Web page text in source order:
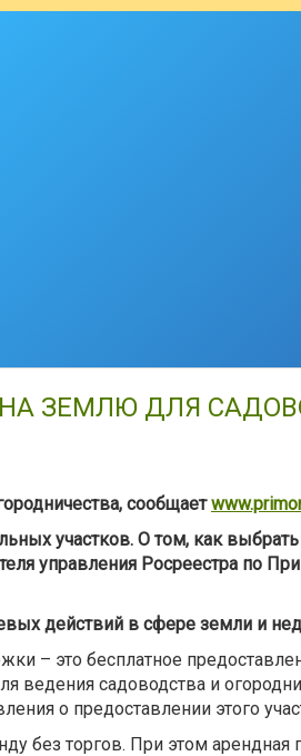
ЗЕМЛЮ ДЛЯ
, сообщает
участков. О том, как
управления Росреестра по
действий в сфере земли и
– это бесплатное
ведения садоводства и
о предоставлении этого
без торгов. При этом